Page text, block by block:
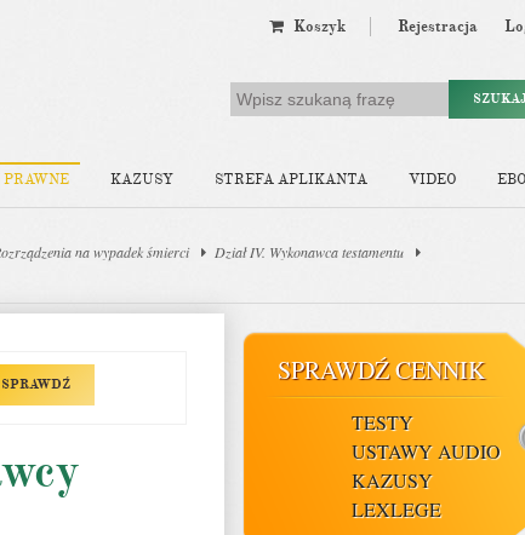
Koszyk Rejestracja
KAZUSY STREFA APLIKANTA VIDEO
na wypadek śmierci
Dział IV. Wykonawca testamentu
SPRAWDŹ SPRAWDŹ CENNIK
TESTY
USTAWY AUDIO
KAZUSY
LEXLEGE